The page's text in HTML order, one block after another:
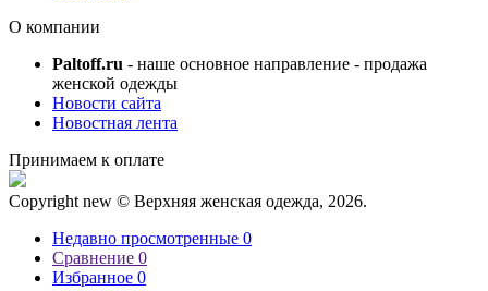
О компании
Paltoff.ru - наше основное направление - продажа
женской одежды
Новости сайта
Новостная лента
Принимаем к оплате
Copyright new © Верхняя женская одежда, 2026.
Недавно просмотренные 0
Сравнение 0
Избранное 0